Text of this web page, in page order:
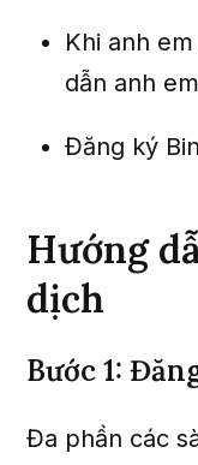
Khi anh
dẫn anh
Đăng ký
Hướng
dịch
Bước 1:
Đa phần các